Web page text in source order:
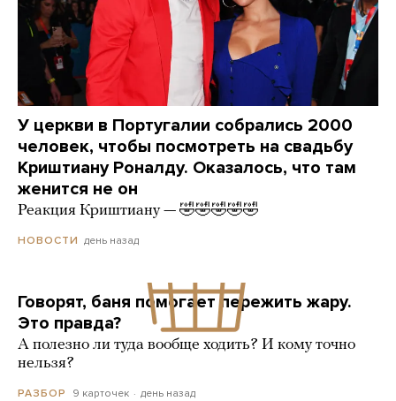
У церкви в Португалии собрались 2000
человек, чтобы посмотреть на свадьбу
Криштиану Роналду. Оказалось, что там
женится не он
Реакция Криштиану — 🤣🤣🤣🤣🤣
НОВОСТИ день назад
Говорят, баня помогает пережить жару.
Это правда?
А полезно ли туда вообще ходить? И кому точно
нельзя?
РАЗБОР 9 карточек день назад